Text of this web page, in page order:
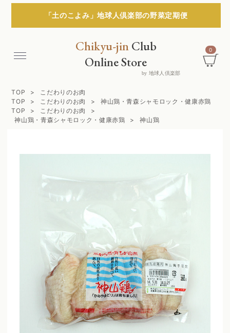
Menu
「土のこよみ」地球人倶楽部の野菜定期便
Chikyu-jinClub
Online Store
by 地球人倶楽部
0
TOP
こだわりのお肉
TOP
こだわりのお肉
神山鶏・青森シャモロック・健康赤鶏
TOP
こだわりのお肉
神山鶏・青森シャモロック・健康赤鶏
神山鶏